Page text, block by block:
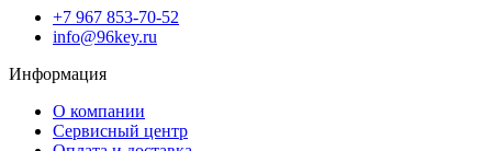
+7 967 853-70-52
info@96key.ru
Информация
О компании
Сервисный центр